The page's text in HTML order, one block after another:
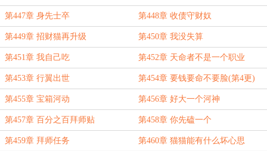
第447章 身先士卒 第448章 收债守财奴
第449章 招财猫再升级 第450章 我没失算
第451章 我自己吃 第452章 天命者不是一个职业
第453章 行翼出世 第454章 要钱要命不要脸(第4更)
第455章 宝箱河动 第456章 好大一个河神
第457章 百分之百拜师贴 第458章 你先磕一个
第459章 拜师任务 第460章 猫猫能有什么坏心思